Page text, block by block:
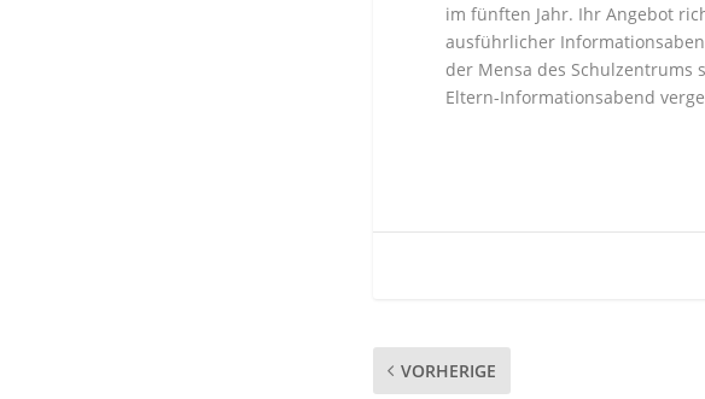
im fünften Jahr. Ihr Angebot
ausführlicher
der Mensa des
Eltern-Informationsabend
VORHERIGE